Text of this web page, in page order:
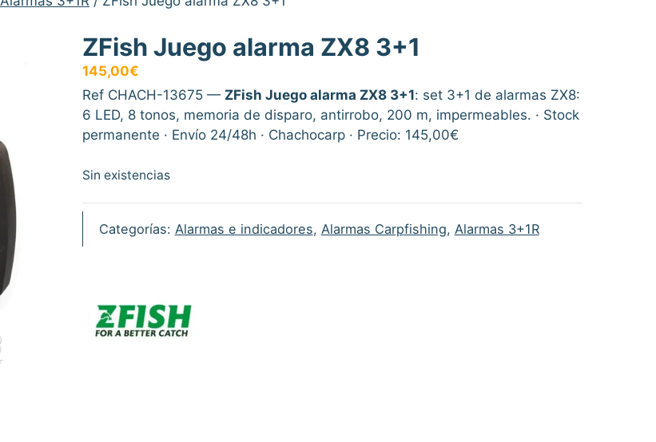
ZFish Juego alarma ZX8 3+1
145,00€
Ref CHACH-13675 — ZFish Juego alarma ZX8 3+1: set 3+1 de alarmas ZX8:
6 LED, 8 tonos, memoria de disparo, antirrobo, 200 m, impermeables. · Stock
permanente · Envío 24/48h · Chachocarp · Precio: 145,00€
Sin existencias
Categorías: Alarmas e indicadores, Alarmas Carpfishing, Alarmas 3+1R